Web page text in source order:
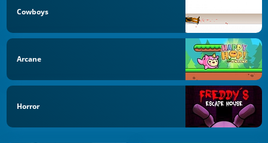
Cowboys
Arcane
Horror